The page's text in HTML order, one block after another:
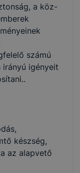
a köz-
számú
irányú igényeit
készség,
az alapvető